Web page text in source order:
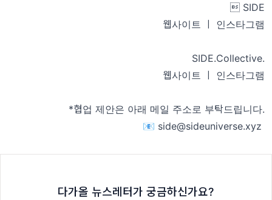
 SIDE
웹사이트
ㅣ 인스타그램
SIDE.Collective.
웹사이트 ㅣ 인스타그램
*협업 제안은 아래 메일 주소로 부탁드립니다.
📧 side@sideuniverse.xyz
다가올 뉴스레터가 궁금하신가요?